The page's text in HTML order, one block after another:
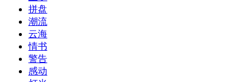
拼盘
潮流
云海
情书
警告
感动